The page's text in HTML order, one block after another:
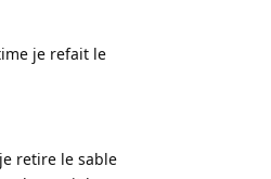
je refait le
retire le sable